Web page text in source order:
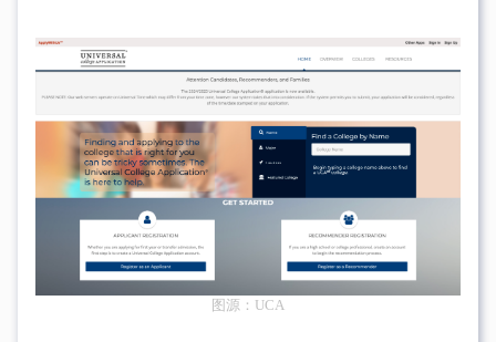
图源：UCA